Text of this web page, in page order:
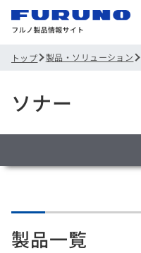
トップ 製品・ソリューション
ソナー
製品一覧